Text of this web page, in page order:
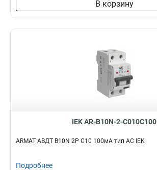
В корзину
IEK AR-B10N-2-C010C100
ARMAT АВДТ B10N 2P C10 100мА тип AC IEK
Подробнее